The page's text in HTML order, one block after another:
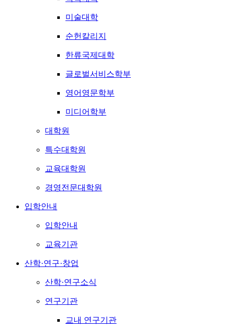
미술대학
순헌칼리지
한류국제대학
글로벌서비스학부
영어영문학부
미디어학부
대학원
특수대학원
교육대학원
경영전문대학원
입학안내
입학안내
교육기관
산학·연구·창업
산학·연구소식
연구기관
교내 연구기관